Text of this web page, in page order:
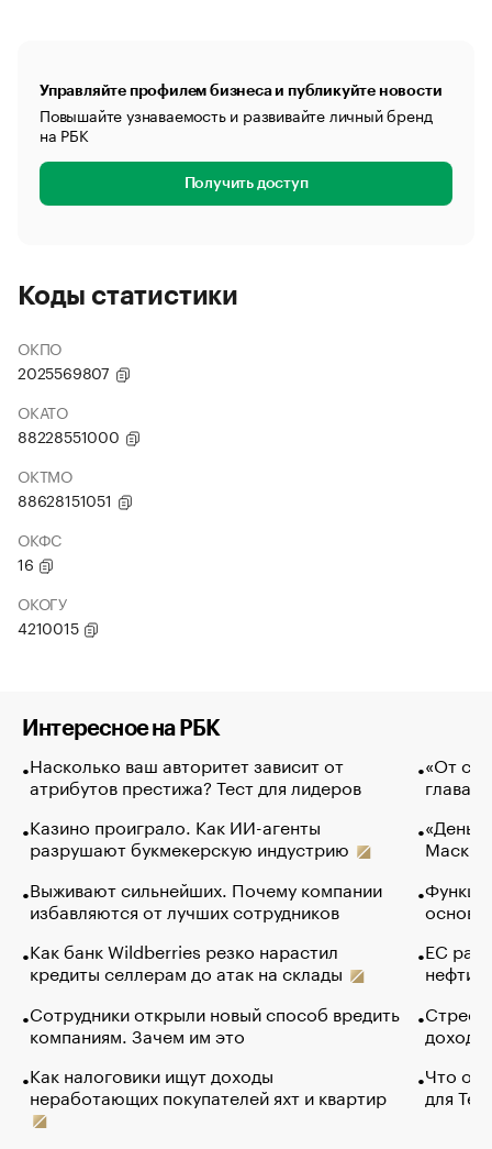
Управляйте профилем бизнеса и публикуйте новости
Повышайте узнаваемость и развивайте личный бренд
на РБК
Получить доступ
Коды статистики
ОКПО
2025569807
ОКАТО
88228551000
ОКТМО
88628151051
ОКФС
16
ОКОГУ
4210015
Интересное на РБК
Насколько ваш авторитет зависит от
атрибутов престижа? Тест для лидеров
Казино проиграло. Как ИИ-агенты
разрушают букмекерскую индустрию
Выживают сильнейших. Почему компании
избавляются от лучших сотрудников
Как банк Wildberries резко нарастил
кредиты селлерам до атак на склады
Сотрудники открыли новый способ вредить
компаниям. Зачем им это
Как налоговики ищут доходы
неработающих покупателей яхт и квартир
«От
глава
Маск в
основ
ЕС
нефти
Что
для